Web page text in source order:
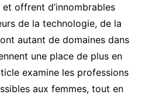
offrent d’innombrables
de la technologie, de la
autant de domaines dans
une place de plus en
examine les professions
aux femmes, tout en